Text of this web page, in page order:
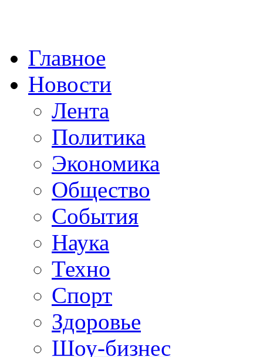
Главное
Новости
Лента
Политика
Экономика
Общество
События
Наука
Техно
Спорт
Здоровье
Шоу-бизнес